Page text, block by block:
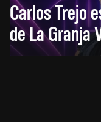
Carlos Trejo
de La Granja